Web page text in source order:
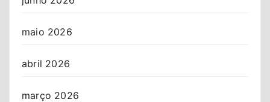
maio 2026
abril 2026
março 2026